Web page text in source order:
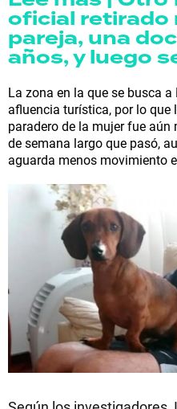
oficial retirado
pareja, una
años, y luego
La zona en la que se busca
afluencia turística, por lo
paradero de la mujer fue
de semana largo que pasó,
aguarda menos movimiento